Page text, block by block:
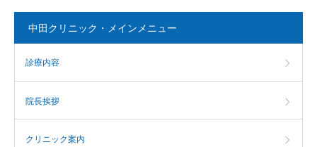
中田クリニック・メインメニュー
診療内容
院長挨拶
クリニック案内